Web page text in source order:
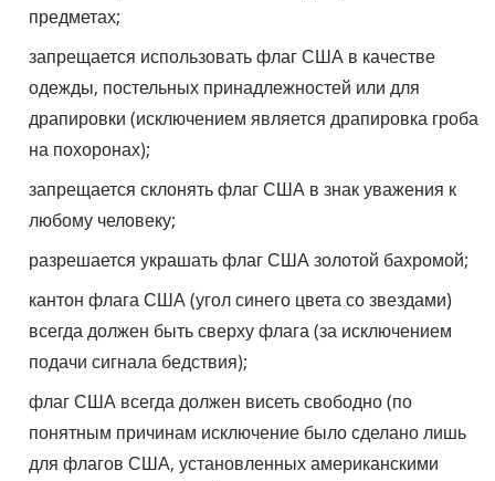
предметах;
запрещается использовать флаг США в качестве
одежды, постельных принадлежностей или для
драпировки (исключением является драпировка гроба
на похоронах);
запрещается склонять флаг США в знак уважения к
любому человеку;
разрешается украшать флаг США золотой бахромой;
кантон флага США (угол синего цвета со звездами)
всегда должен быть сверху флага (за исключением
подачи сигнала бедствия);
флаг США всегда должен висеть свободно (по
понятным причинам исключение было сделано лишь
для флагов США, установленных американскими